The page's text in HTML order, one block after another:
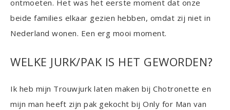
ontmoeten. Het was het eerste moment dat onze
beide families elkaar gezien hebben, omdat zij niet in
Nederland wonen. Een erg mooi moment.
WELKE JURK/PAK IS HET GEWORDEN?
Ik heb mijn Trouwjurk laten maken bij Chotronette en
mijn man heeft zijn pak gekocht bij Only for Man van